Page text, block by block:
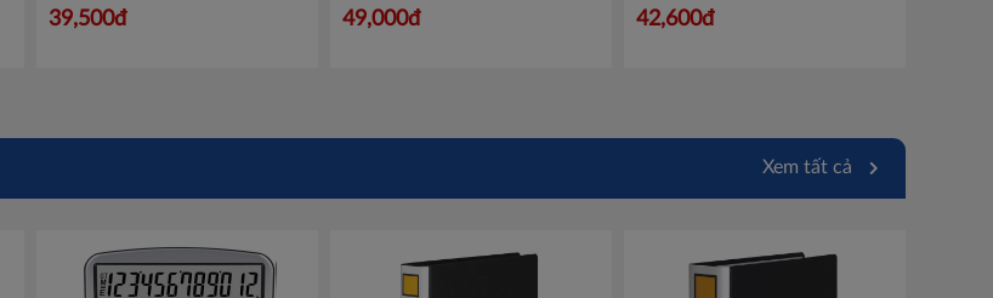
39,500đ 49,000đ
4319362
42,600đ
Xem tất cả